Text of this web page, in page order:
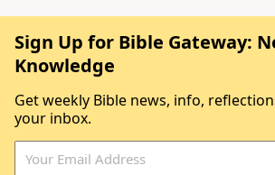
Sign Up for Bible Gateway:
Knowledge
Get weekly Bible news, info,
your inbox.